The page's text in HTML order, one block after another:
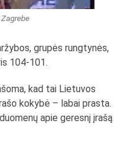
grupės rungtynės,
104-101.
kad tai Lietuvos
kokybė – labai prasta.
apie geresnį įrašą